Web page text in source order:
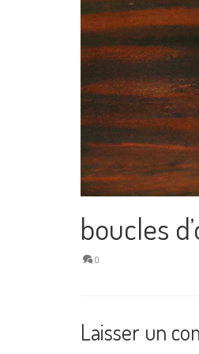
boucles
0
Laisser un